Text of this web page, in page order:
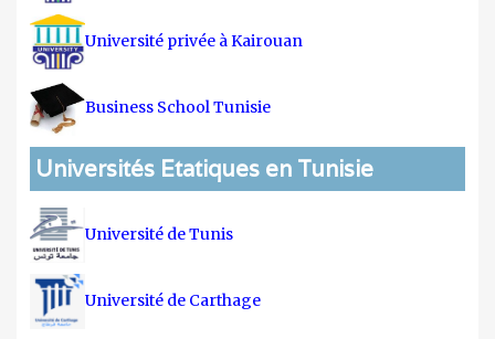
Université privée à Kairouan
Business School Tunisie
Universités Etatiques en Tunisie
Université de Tunis
Université de Carthage